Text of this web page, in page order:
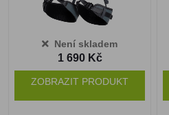
Není skladem
1 690 Kč
ZOBRAZIT PRODUKT